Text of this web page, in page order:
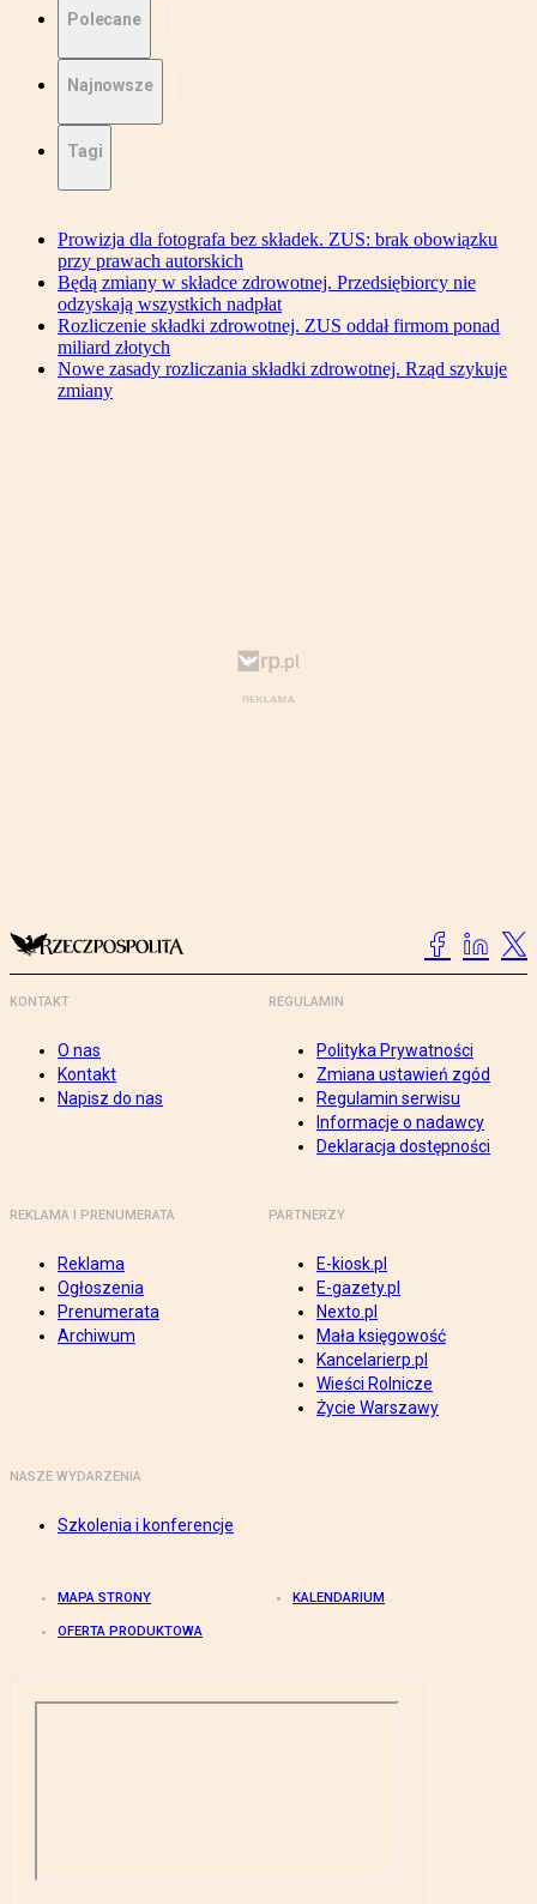
Polecane
Najnowsze
Tagi
Prowizja dla fotografa bez składek. ZUS: brak obowiązku
przy prawach autorskich
Będą zmiany w składce zdrowotnej. Przedsiębiorcy nie
odzyskają wszystkich nadpłat
Rozliczenie składki zdrowotnej. ZUS oddał firmom ponad
miliard złotych
Nowe zasady rozliczania składki zdrowotnej. Rząd szykuje
zmiany
KONTAKT
O nas
Kontakt
Napisz do nas
REGULAMIN
Polityka Prywatności
Zmiana ustawień zgód
Regulamin serwisu
Informacje o nadawcy
Deklaracja dostępności
REKLAMA I PRENUMERATA
Reklama
Ogłoszenia
Prenumerata
Archiwum
PARTNERZY
E-kiosk.pl
E-gazety.pl
Nexto.pl
Mała księgowość
Kancelarierp.pl
Wieści Rolnicze
Życie Warszawy
NASZE WYDARZENIA
Szkolenia i konferencje
MAPA STRONY KALENDARIUM
OFERTA PRODUKTOWA